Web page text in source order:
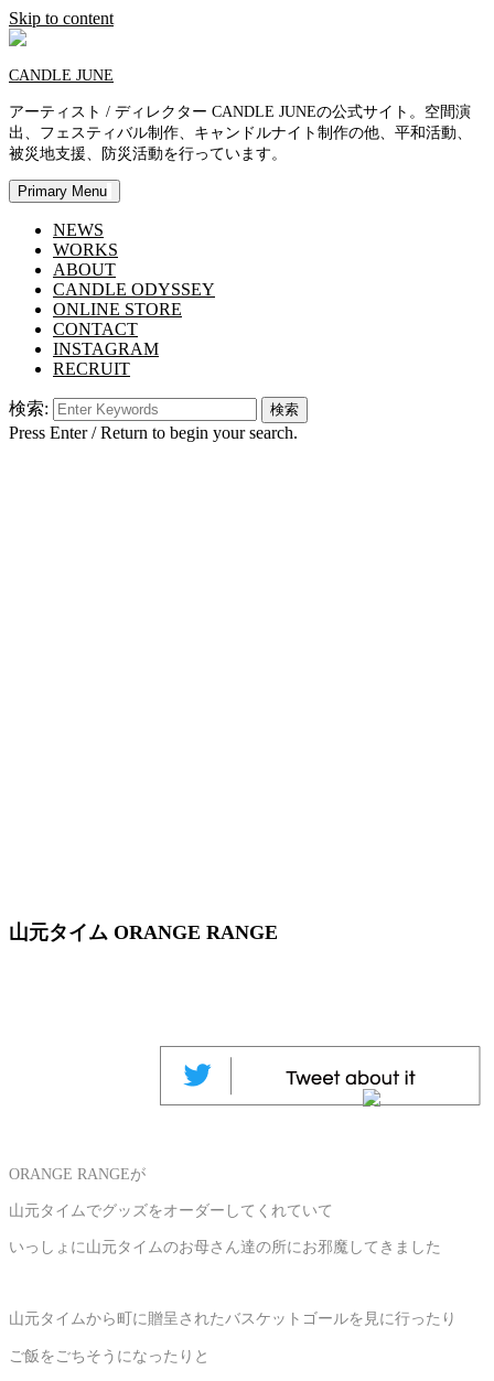
Skip to content
CANDLE JUNE
アーティスト / ディレクター CANDLE JUNEの公式サイト。空間演
出、フェスティバル制作、キャンドルナイト制作の他、平和活動、
被災地支援、防災活動を行っています。
Primary Menu
NEWS
WORKS
ABOUT
CANDLE ODYSSEY
ONLINE STORE
CONTACT
INSTAGRAM
RECRUIT
検索:
Press Enter / Return to begin your search.
山元タイム ORANGE RANGE
ORANGE RANGEが
山元タイムでグッズをオーダーしてくれていて
いっしょに山元タイムのお母さん達の所にお邪魔してきました
山元タイムから町に贈呈されたバスケットゴールを見に行ったり
ご飯をごちそうになったりと